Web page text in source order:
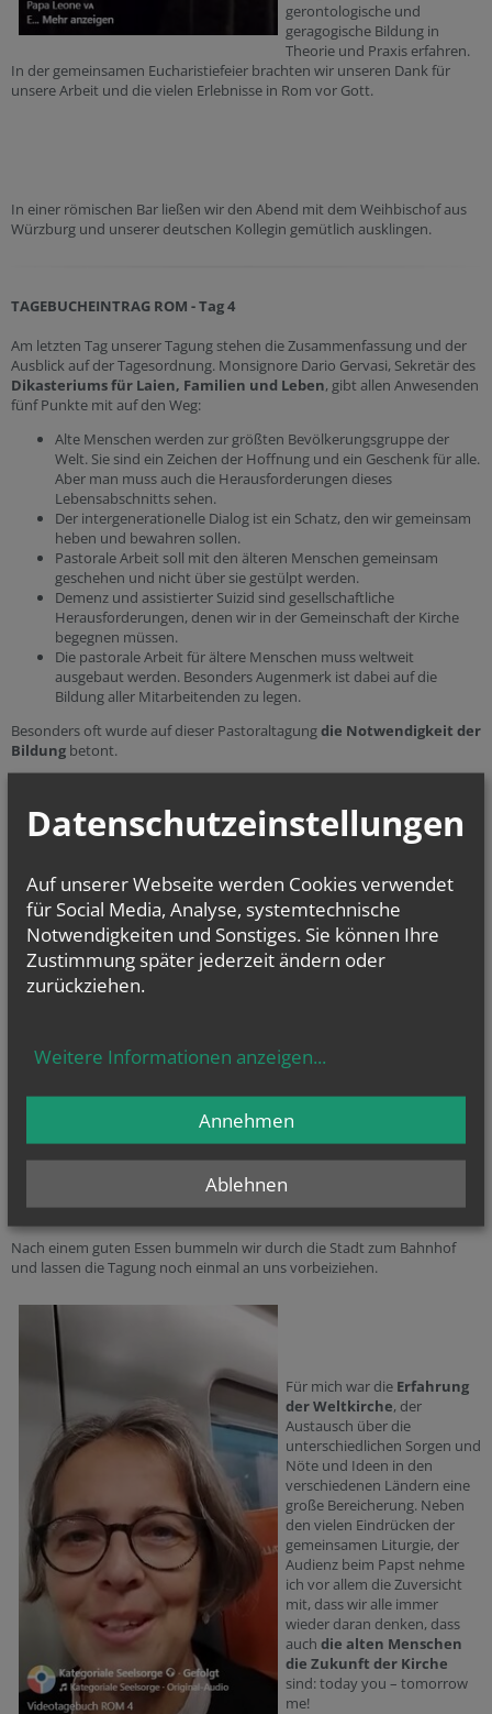
gerontologische und
geragogische Bildung in
Theorie und Praxis erfahren.
In der gemeinsamen Eucharistiefeier brachten wir unseren Dank für
unsere Arbeit und die vielen Erlebnisse in Rom vor Gott.
In einer römischen Bar ließen wir den Abend mit dem Weihbischof aus
Würzburg und unserer deutschen Kollegin gemütlich ausklingen.
TAGEBUCHEINTRAG ROM - Tag 4
Am letzten Tag unserer Tagung stehen die Zusammenfassung und der
Ausblick auf der Tagesordnung. Monsignore Dario Gervasi, Sekretär des
Dikasteriums für Laien, Familien und Leben, gibt allen Anwesenden
fünf Punkte mit auf den Weg:
Alte Menschen werden zur größten Bevölkerungsgruppe der
Welt. Sie sind ein Zeichen der Hoffnung und ein Geschenk für alle.
Aber man muss auch die Herausforderungen dieses
Lebensabschnitts sehen.
Der intergenerationelle Dialog ist ein Schatz, den wir gemeinsam
heben und bewahren sollen.
Pastorale Arbeit soll mit den älteren Menschen gemeinsam
geschehen und nicht über sie gestülpt werden.
Demenz und assistierter Suizid sind gesellschaftliche
Herausforderungen, denen wir in der Gemeinschaft der Kirche
begegnen müssen.
Die pastorale Arbeit für ältere Menschen muss weltweit
ausgebaut werden. Besonders Augenmerk ist dabei auf die
Bildung aller Mitarbeitenden zu legen.
Besonders oft wurde auf dieser Pastoraltagungdie Notwendigkeit der
Bildung betont.
Versprechen, dass es bald wieder eine internationale Tagung zu diesem
Zukunftsthema der Kirche geben wird, geht der Kongress zu Ende.
Nach einem guten Essen bummeln wir durch die Stadt zum Bahnhof
und lassen die Tagung noch einmal an uns vorbeiziehen.
Für mich war die Erfahrung
der Weltkirche, der
Austausch über die
unterschiedlichen Sorgen und
Nöte und Ideen in den
verschiedenen Ländern eine
große Bereicherung. Neben
den vielen Eindrücken der
gemeinsamen Liturgie, der
Audienz beim Papst nehme
ich vor allem die Zuversicht
mit, dass wir alle immer
wieder daran denken, dass
auch die alten Menschen
die Zukunft der Kirche
sind: today you – tomorrow
me!
Datenschutzeinstellungen
Auf unserer Webseite werden Cookies verwendet
für Social Media, Analyse, systemtechnische
Notwendigkeiten und Sonstiges. Sie können Ihre
Zustimmung später jederzeit ändern oder
zurückziehen.
Weitere Informationen anzeigen...
Ablehnen
Annehmen